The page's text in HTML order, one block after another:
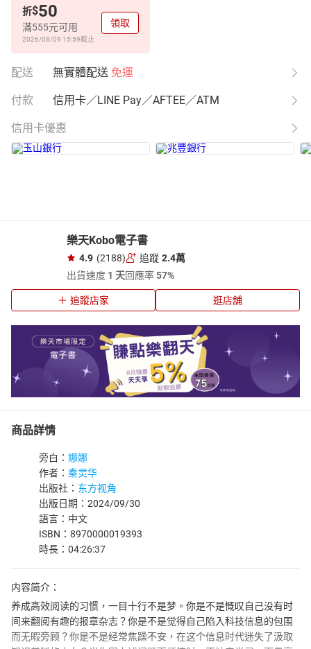
折$50
滿555元可用
2026/08/09 15:59截止
領取
配送 無實體配送 免運
付款 信用卡／LINE Pay／AFTEE／ATM
信用卡優惠
樂天Kobo電子書
4.9 (2188) 追蹤 2.4萬
出貨速度 1 天回應率57%
追蹤店家 逛店舖
商品詳情
旁白： 娜娜
作者： 秦灵华
出版社： 东方视角
出版日期：2024/09/30
語言：中文
ISBN：8970000019393
時長：04:26:37
内容简介：
养成高效阅读的习惯，一目十行不是梦。你是不是慨叹自己没有时
间来翻阅有趣的报章杂志？你是不是觉得自己陷入科技信息的包围
而无暇旁顾？你是不是经常焦躁不安，在这个信息时代迷失了汲取